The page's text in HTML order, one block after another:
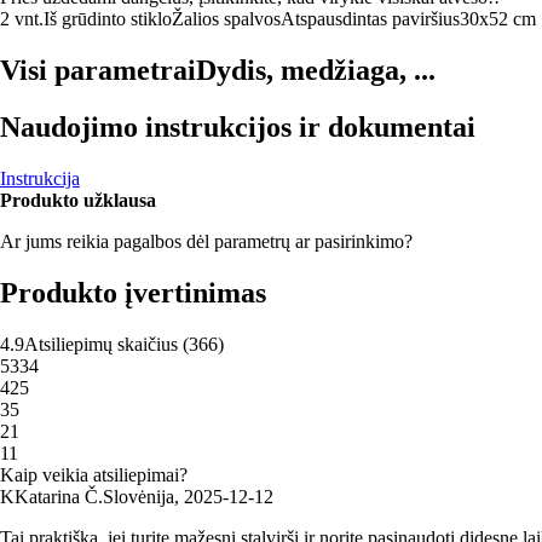
2 vnt.Iš grūdinto stikloŽalios spalvosAtspausdintas paviršius30x52 cm
Visi parametraiDydis, medžiaga, ...
Naudojimo instrukcijos ir dokumentai
Instrukcija
Produkto užklausa
Ar jums reikia pagalbos dėl parametrų ar pasirinkimo?
Produkto įvertinimas
4.9Atsiliepimų skaičius (366)
5334
425
35
21
11
Kaip veikia atsiliepimai?
KKatarina Č.Slovėnija, 2025‑12‑12
Tai praktiška, jei turite mažesnį stalviršį ir norite pasinaudoti didesne